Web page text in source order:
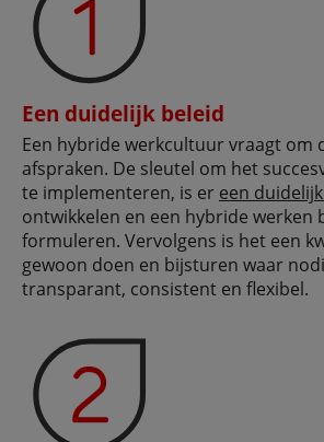
Een duidelijk beleid
Een hybride werkcultuur vraagt om
afspraken. De sleutel om het
te implementeren, is er een
ontwikkelen en een hybride werken
formuleren. Vervolgens is het een
gewoon doen en bijsturen waar
transparant, consistent en flexibel.